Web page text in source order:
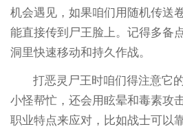
机会遇见，如果咱们用随机传送
能直接传到尸王脸上。记得多备
洞里快速移动和持久作战。
打恶灵尸王时咱们得注意它
小怪帮忙，还会用眩晕和毒素攻
职业特点来应对，比如战士可以